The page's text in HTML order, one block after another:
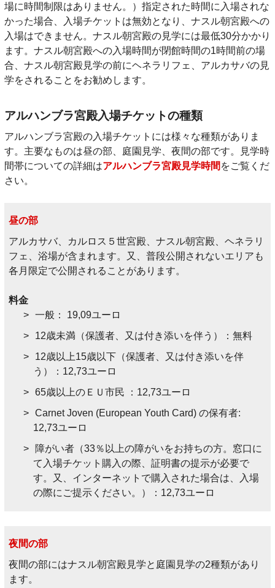
場に時間制限はありません。）指定された時間に入場されな
かった場合、入場チケットは無効となり、ナスル朝宮殿への
入場はできません。ナスル朝宮殿の見学には最低30分かかり
ます。ナスル朝宮殿への入場時間が閉館時間の1時間前の場
合、ナスル朝宮殿見学の前にヘネラリフェ、アルカサバの見
学をされることをお勧めします。
アルハンブラ宮殿入場チケットの種類
アルハンブラ宮殿の入場チケットには様々な種類がありま
す。主要なものは昼の部、庭園見学、夜間の部です。見学時
間帯についての詳細はアルハンブラ宮殿見学時間 をご覧くだ
さい。
昼の部
アルカサバ、カルロス５世宮殿、ナスル朝宮殿、ヘネラリ
フェ、浴場が含まれます。又、普段公開されないエリアも
各月限定で公開されることがあります。
料金
一般： 19,09ユーロ
12歳未満（保護者、又は付き添いを伴う）：無料
12歳以上15歳以下（保護者、又は付き添いを伴
う）：12,73ユーロ
65歳以上のＥＵ市民 ：12,73ユーロ
Carnet Joven (European Youth Card) の保有者:
12,73ユーロ
障がい者（33％以上の障がいをお持ちの方。窓口に
て入場チケット購入の際、証明書の提示が必要で
す。又、インターネットで購入された場合は、入場
の際にご提示ください。）：12,73ユーロ
夜間の部
夜間の部にはナスル朝宮殿見学と庭園見学の2種類があり
ます。